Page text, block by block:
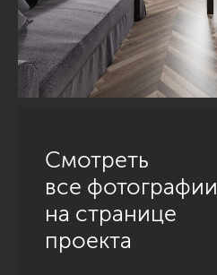
Смотреть
все фотографии
на странице
проекта